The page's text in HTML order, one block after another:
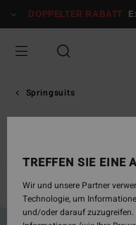
zur
springen
DOPPELTER RABATT
Springsuits
TREFFEN SIE EINE
Wir und unsere Partner
Technologie, um
und/oder darauf zuzugreifen.